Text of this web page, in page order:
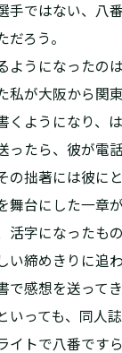
手ではない、八
ろう。
ようになったの
私が大阪から関
くようになり、
ったら、彼が電
の拙著には彼に
舞台にした一章
字になったも
い締めきりに追
で感想を送って
いっても、同人
イトで八番です